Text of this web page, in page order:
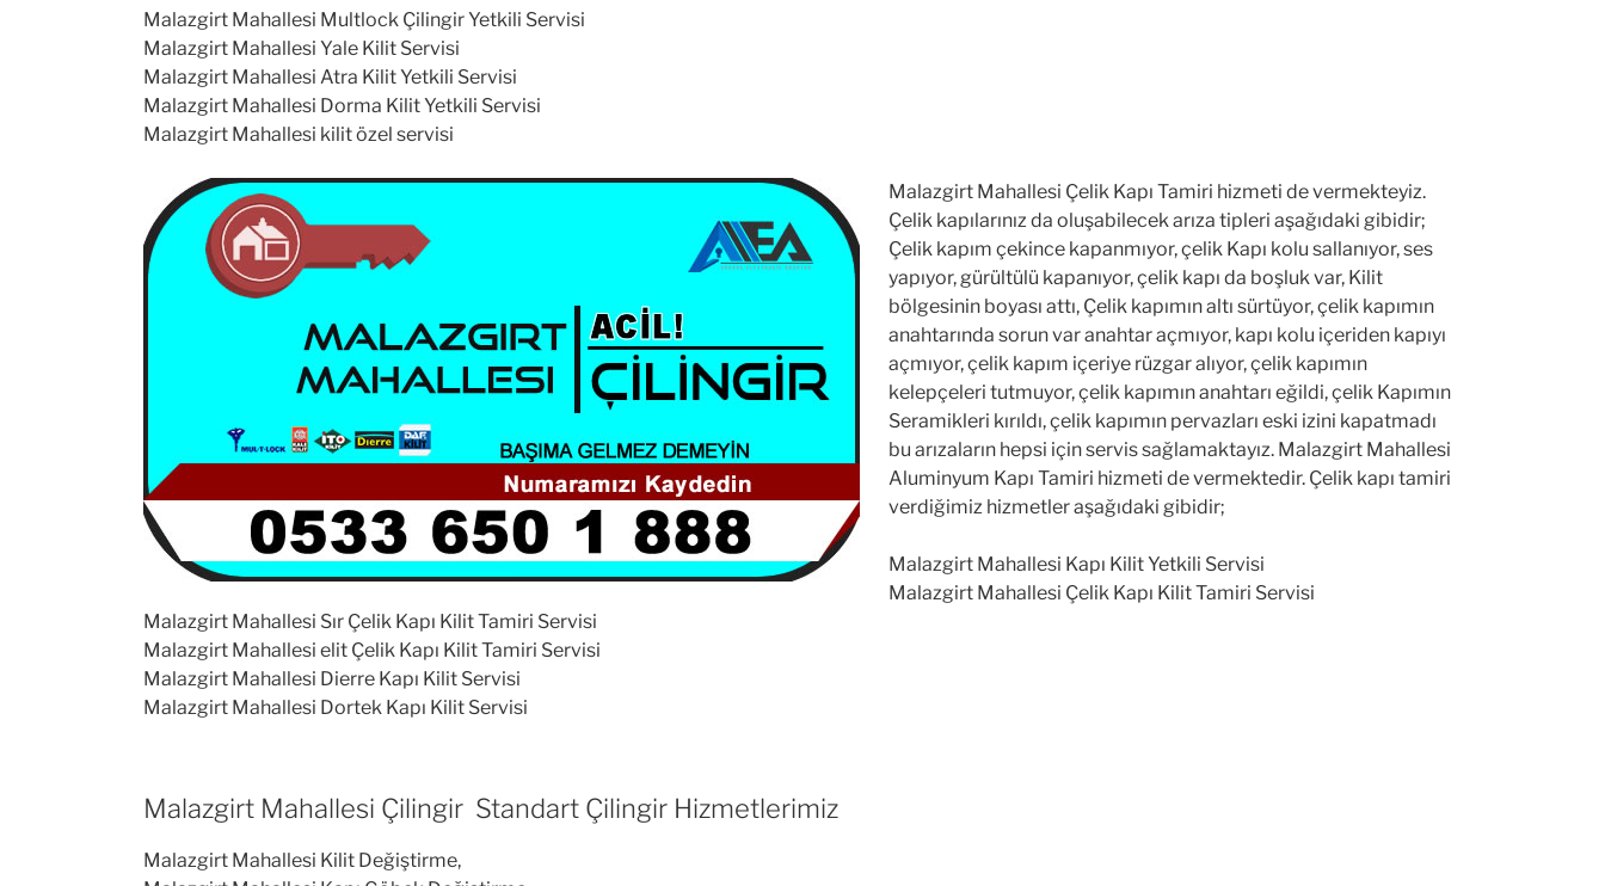
Malazgirt Mahallesi Multlock Çilingir Yetkili Servisi
Malazgirt Mahallesi Yale Kilit Servisi
Malazgirt Mahallesi Atra Kilit Yetkili Servisi
Malazgirt Mahallesi Dorma Kilit Yetkili Servisi
Malazgirt Mahallesi kilit özel servisi
Malazgirt Mahallesi Çelik Kapı Tamiri hizmeti de vermekteyiz.
Çelik kapılarınız da oluşabilecek arıza tipleri aşağıdaki gibidir;
Çelik kapım çekince kapanmıyor, çelik Kapı kolu sallanıyor, ses
yapıyor, gürültülü kapanıyor, çelik kapı da boşluk var, Kilit
bölgesinin boyası attı, Çelik kapımın altı sürtüyor, çelik kapımın
anahtarında sorun var anahtar açmıyor, kapı kolu içeriden kapıyı
açmıyor, çelik kapım içeriye rüzgar alıyor, çelik kapımın
kelepçeleri tutmuyor, çelik kapımın anahtarı eğildi, çelik Kapımın
Seramikleri kırıldı, çelik kapımın pervazları eski izini kapatmadı
bu arızaların hepsi için servis sağlamaktayız. Malazgirt Mahallesi
Aluminyum Kapı Tamiri hizmeti de vermektedir. Çelik kapı tamiri
verdiğimiz hizmetler aşağıdaki gibidir;
Malazgirt Mahallesi Kapı Kilit Yetkili Servisi
Malazgirt Mahallesi Çelik Kapı Kilit Tamiri Servisi
Malazgirt Mahallesi Sır Çelik Kapı Kilit Tamiri Servisi
Malazgirt Mahallesi elit Çelik Kapı Kilit Tamiri Servisi
Malazgirt Mahallesi Dierre Kapı Kilit Servisi
Malazgirt Mahallesi Dortek Kapı Kilit Servisi
Malazgirt Mahallesi Çilingir Standart Çilingir Hizmetlerimiz
Malazgirt Mahallesi Kilit Değiştirme,